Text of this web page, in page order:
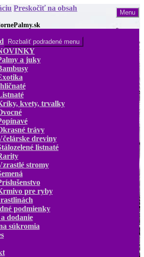
Preskočiť na obsah
Menu
juky
trvalky
trávy
dreviny
listnaté
stromy
pre ryby
Rozbaliť podradené menu
a juky
kvety, trvalky
trávy
dreviny
listnaté
stromy
pre ryby
podmienky
dodanie
súkromia